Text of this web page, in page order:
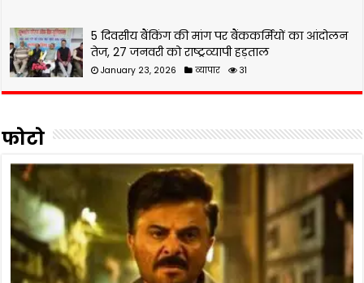
5 दिवसीय बैंकिंग की मांग पर बैंककर्मियों का आंदोलन
तेज, 27 जनवरी को राष्ट्रव्यापी हड़ताल
January 23, 2026 व्यापार 31
फोटो